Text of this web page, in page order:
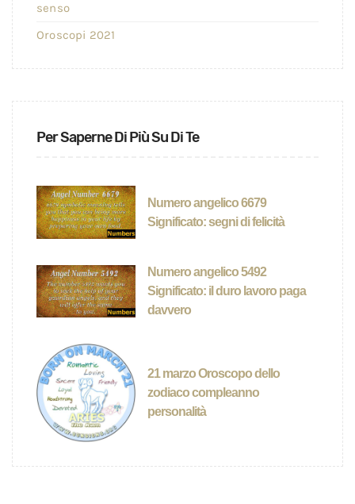
senso
Oroscopi 2021
Per Saperne Di Più Su Di Te
Numero angelico 6679
Significato: segni di felicità
Numero angelico 5492
Significato: il duro lavoro paga
davvero
21 marzo Oroscopo dello
zodiaco compleanno
personalità